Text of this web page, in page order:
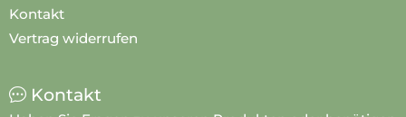
Kontakt
Vertrag widerrufen
Kontakt